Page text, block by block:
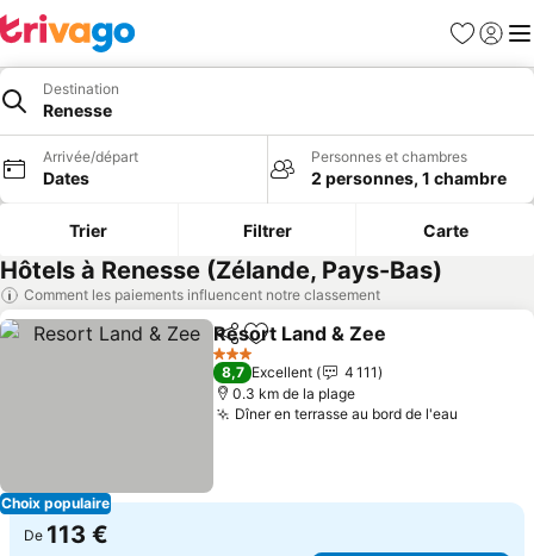
Favoris
Se
Destination
Renesse
Arrivée/départ
Dates
Personnes et chambres
2 personnes, 1 chambre
Trier Filtrer Carte
Hôtels à Renesse (Zélande, Pays-Bas)
Comment les paiements influencent notre classement
Choix populaire
PartagerAjouter à mes favoris
Resort Land & Zee
3 Étoiles
8,7 Excellent
4 111
0.3 km de la plage
Dîner en terrasse au bord de l'eau
De 113 €